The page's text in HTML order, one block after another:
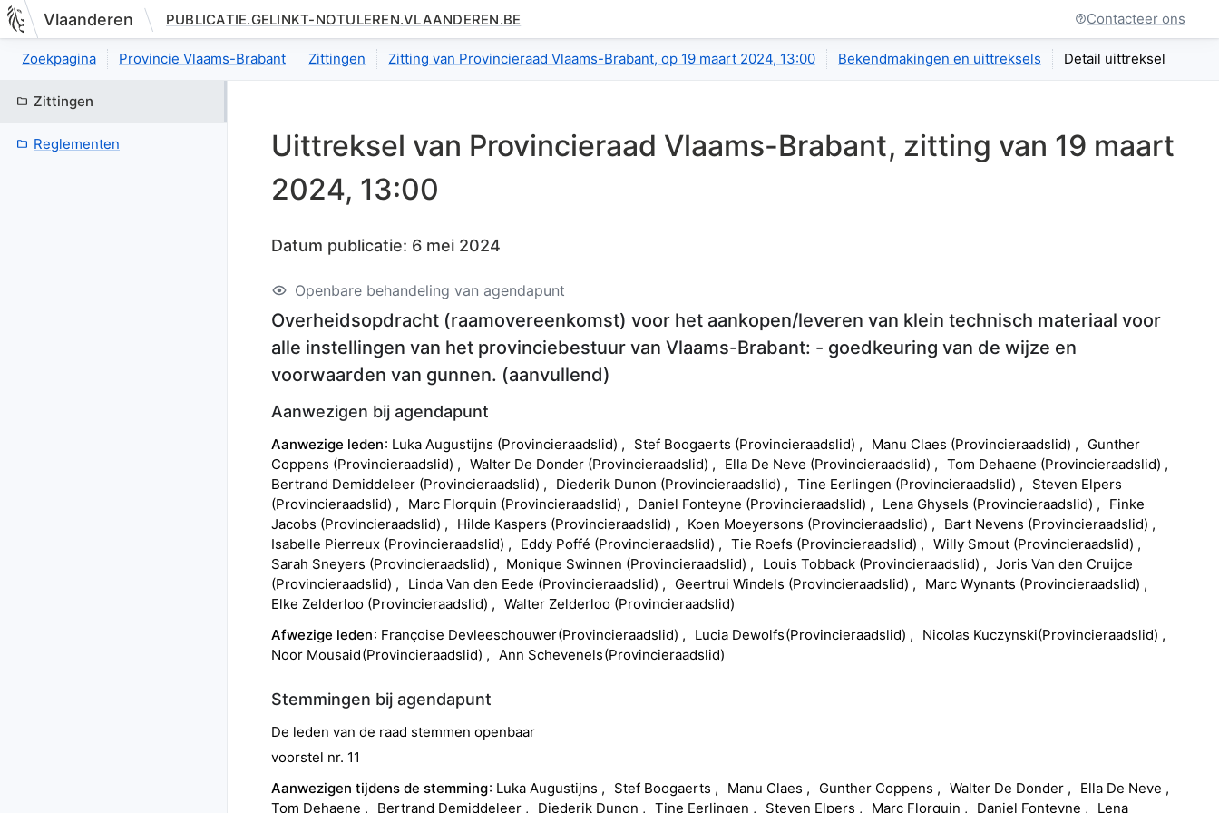
Nieuwe pagina: bestuurseenheid.zittingen.zitting.uittreksels.detail.index
Vlaanderen PUBLICATIE.GELINKT-NOTULEREN.VLAANDEREN.BE Contacteer ons
Zoekpagina Provincie Vlaams-Brabant Zittingen Zitting van Provincieraad Vlaams-Brabant, op 19 maart 2024, 13:00 Bekendmakingen en uittreksels Detail uittreksel
Zittingen
Reglementen Uittreksel van Provincieraad Vlaams-Brabant, zitting van 19 maart
2024, 13:00
Datum publicatie: 6 mei 2024
Openbare behandeling van agendapunt
Overheidsopdracht (raamovereenkomst) voor het aankopen/leveren van klein technisch materiaal voor
alle instellingen van het provinciebestuur van Vlaams-Brabant: - goedkeuring van de wijze en
voorwaarden van gunnen. (aanvullend)
Aanwezigen bij agendapunt
Aanwezige leden Luka Augustijns (Provincieraadslid) Stef Boogaerts (Provincieraadslid) Manu Claes (Provincieraadslid)
Gunther
Coppens (Provincieraadslid) Walter De Donder (Provincieraadslid) Ella De Neve (Provincieraadslid) Tom Dehaene (Provincieraadslid)
Bertrand Demiddeleer (Provincieraadslid) Diederik Dunon (Provincieraadslid) Tine Eerlingen (Provincieraadslid) Steven Elpers
(Provincieraadslid) Marc Florquin (Provincieraadslid) Daniel Fonteyne (Provincieraadslid) Lena Ghysels (Provincieraadslid)
Finke
Jacobs (Provincieraadslid) Hilde Kaspers (Provincieraadslid) Koen Moeyersons (Provincieraadslid) Bart Nevens (Provincieraadslid)
Isabelle Pierreux (Provincieraadslid) Eddy Poffé (Provincieraadslid) Tie Roefs (Provincieraadslid) Willy Smout (Provincieraadslid)
Sarah Sneyers (Provincieraadslid) Monique Swinnen (Provincieraadslid) Louis Tobback (Provincieraadslid) Joris Van den Cruijce
(Provincieraadslid) Linda Van den Eede (Provincieraadslid) Geertrui Windels (Provincieraadslid) Marc Wynants (Provincieraadslid)
Elke Zelderloo (Provincieraadslid) Walter Zelderloo (Provincieraadslid)
Afwezige leden Françoise Devleeschouwer(Provincieraadslid) Lucia Dewolfs(Provincieraadslid) Nicolas Kuczynski(Provincieraadslid)
Noor Mousaid(Provincieraadslid) Ann Schevenels(Provincieraadslid)
Stemmingen bij agendapunt
De leden van de raad stemmen openbaar
voorstel nr. 11
Aanwezigen tijdens de stemming Luka Augustijns Stef Boogaerts Manu Claes Gunther Coppens Walter De Donder Ella De Neve
Tom Dehaene Bertrand Demiddeleer Diederik Dunon Tine Eerlingen Steven Elpers Marc Florquin Daniel Fonteyne Lena